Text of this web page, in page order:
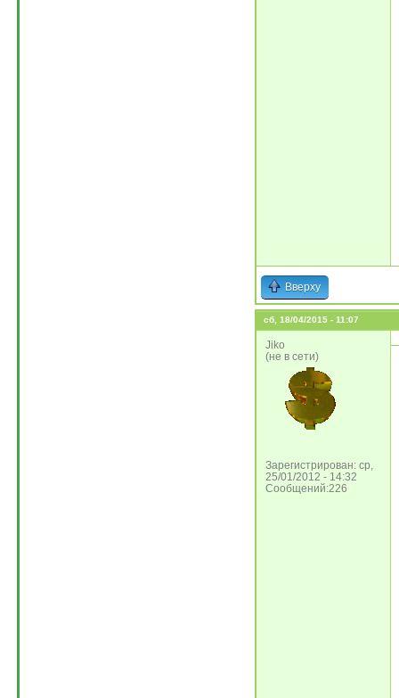
Вверху
сб, 18/04/2015 - 11:07
Jiko
(не в сети)
Зарегистрирован: ср,
25/01/2012 - 14:32
Сообщений:226